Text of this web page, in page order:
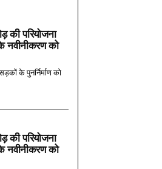
की परियोजना
नवीनीकरण को
के पुनर्निर्माण को
की परियोजना
नवीनीकरण को